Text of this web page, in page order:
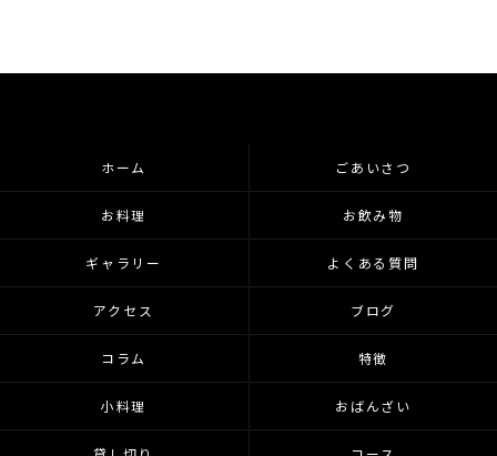
ホーム ごあいさつ
お料理 お飲み物
ギャラリー よくある質問
アクセス ブログ
コラム 特徴
小料理 おばんざい